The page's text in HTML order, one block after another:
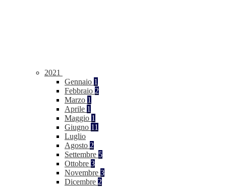
2021
Gennaio 1
Febbraio 2
Marzo 1
Aprile 1
Maggio 1
Giugno 11
Luglio
Agosto 2
Settembre 5
Ottobre 3
Novembre 3
Dicembre 2